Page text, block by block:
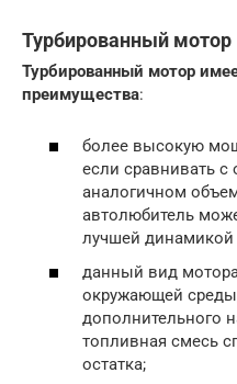
Турбированный мотор
Турбированный мотор
преимущества:
более высокую
если сравнивать
аналогичном
автолюбитель
лучшей
данный вид
окружающей
дополнительного
топливная смесь
остатка;